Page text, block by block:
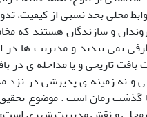
محلی بحد نسبی از کیفیت،
و سازندگان هستند که
نمی بندند و مدیریت ها در
تاریخی و یا مداخله ی در
و نه زمینه ی پذیرشی در نزد
گذشت زمان است . موضوع